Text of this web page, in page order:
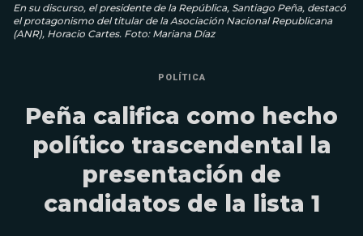
En su discurso, el presidente de la República, Santiago Peña, destacó
el protagonismo del titular de la Asociación Nacional Republicana
(ANR), Horacio Cartes. Foto: Mariana Díaz
POLÍTICA
Peña califica como hecho
político trascendental la
presentación de
candidatos de la lista 1